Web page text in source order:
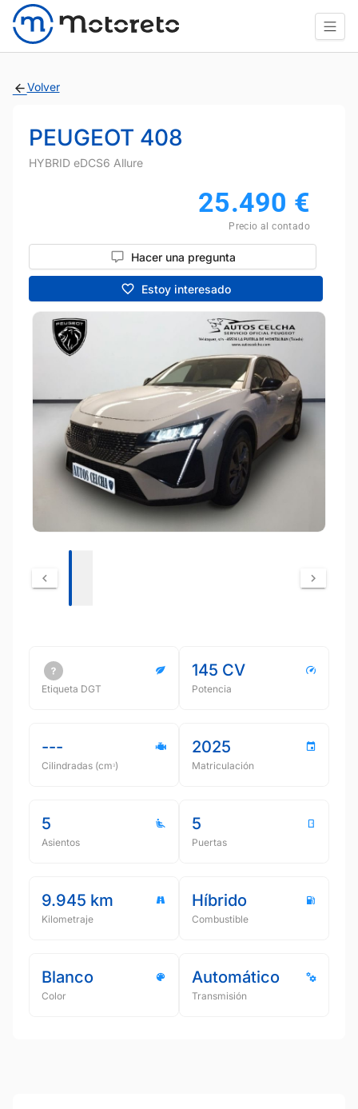
Volver
PEUGEOT 408
HYBRID eDCS6 Allure
25.490 €
Precio al contado
Hacer una pregunta
Estoy interesado
Etiqueta DGT
145 CV
Potencia
---
Cilindradas (cmᵌ)
2025
Matriculación
5
Asientos
5
Puertas
9.945 km
Kilometraje
Híbrido
Combustible
Blanco
Color
Automático
Transmisión